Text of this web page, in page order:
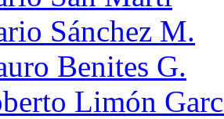
Sánchez M.
Benites G.
Limón